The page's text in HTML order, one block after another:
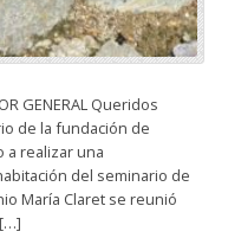
GENERAL Queridos
de la fundación de
a realizar una
del seminario de
María Claret se reunió